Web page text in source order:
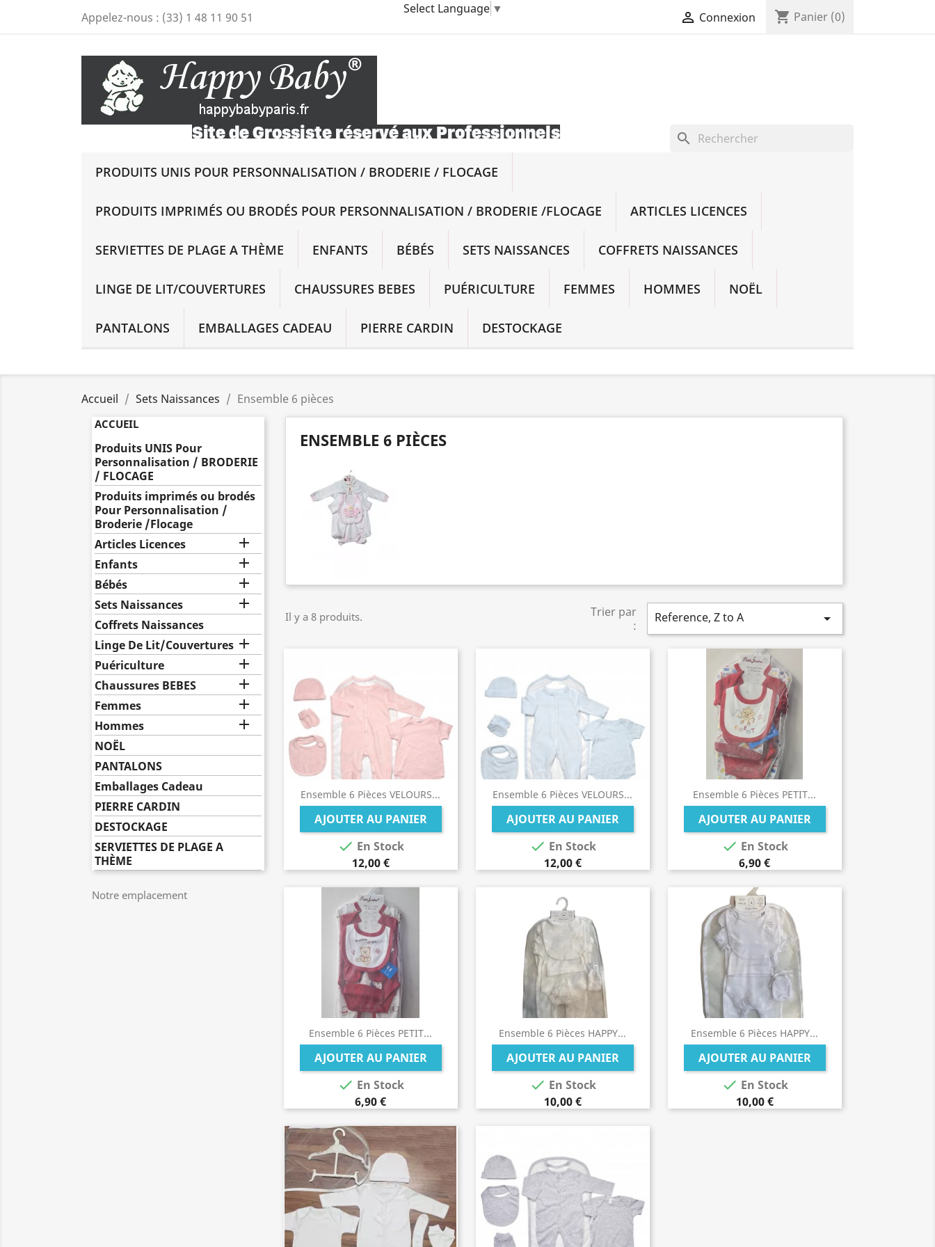
Select Language ▼
Appelez-nous : (33) 1 48 11 90 51  Connexion shopping_cart Panier (0)
search
PRODUITS UNIS POUR PERSONNALISATION / BRODERIE / FLOCAGE
PRODUITS IMPRIMÉS OU BRODÉS POUR PERSONNALISATION / BRODERIE /FLOCAGE ARTICLES LICENCES
SERVIETTES DE PLAGE A THÈME ENFANTS BÉBÉS SETS NAISSANCES COFFRETS NAISSANCES
LINGE DE LIT/COUVERTURES CHAUSSURES BEBES PUÉRICULTURE FEMMES HOMMES NOËL
PANTALONS EMBALLAGES CADEAU PIERRE CARDIN DESTOCKAGE
Accueil Sets Naissances Ensemble 6 pièces
ACCUEIL
Produits UNIS Pour
Personnalisation / BRODERIE
/ FLOCAGE
Produits imprimés ou brodés
Pour Personnalisation /
Broderie /Flocage
Articles Licences

Enfants 
Bébés 
Sets Naissances 
Coffrets Naissances
Linge De Lit/Couvertures 
Puériculture 
Chaussures BEBES 
Femmes 
Hommes 
NOËL
PANTALONS
Emballages Cadeau
PIERRE CARDIN
DESTOCKAGE
SERVIETTES DE PLAGE A
THÈME
Notre emplacement
ENSEMBLE 6 PIÈCES
Il y a 8 produits.
Trier par
:
Reference, Z to A 
Ensemble 6 Pièces VELOURS...
AJOUTER AU PANIER
 En Stock
12,00 €
Ensemble 6 Pièces VELOURS...
AJOUTER AU PANIER
 En Stock
12,00 €
Ensemble 6 Pièces PETIT...
AJOUTER AU PANIER
 En Stock
6,90 €
Ensemble 6 Pièces PETIT...
AJOUTER AU PANIER
 En Stock
6,90 €
Ensemble 6 Pièces HAPPY...
AJOUTER AU PANIER
 En Stock
10,00 €
Ensemble 6 Pièces HAPPY...
AJOUTER AU PANIER
 En Stock
10,00 €